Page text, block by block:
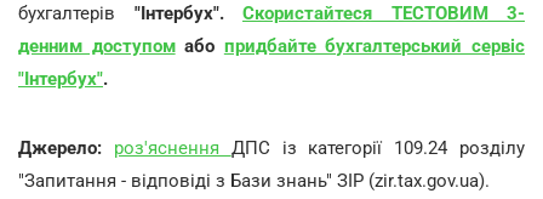
бухгалтерів "Інтербух". Скористайтеся ТЕСТОВИМ 3-
денним доступомабо придбайте бухгалтерський cервіс
"Інтербух".
Джерело: роз'яснення ДПС із категорії 109.24 розділу
"Запитання - відповіді з Бази знань" ЗІР (zir.tax.gov.ua).